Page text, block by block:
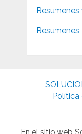
Resumenes
Resumenes
Política
En el sitio web